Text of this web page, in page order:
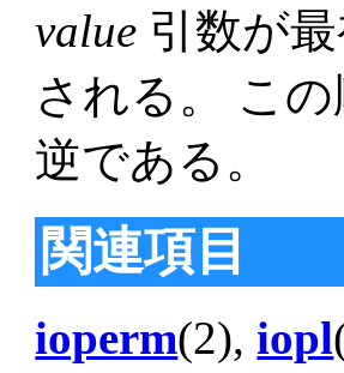
value 引数が
される。 こ
逆である。
関連項目
ioperm(2), iopl